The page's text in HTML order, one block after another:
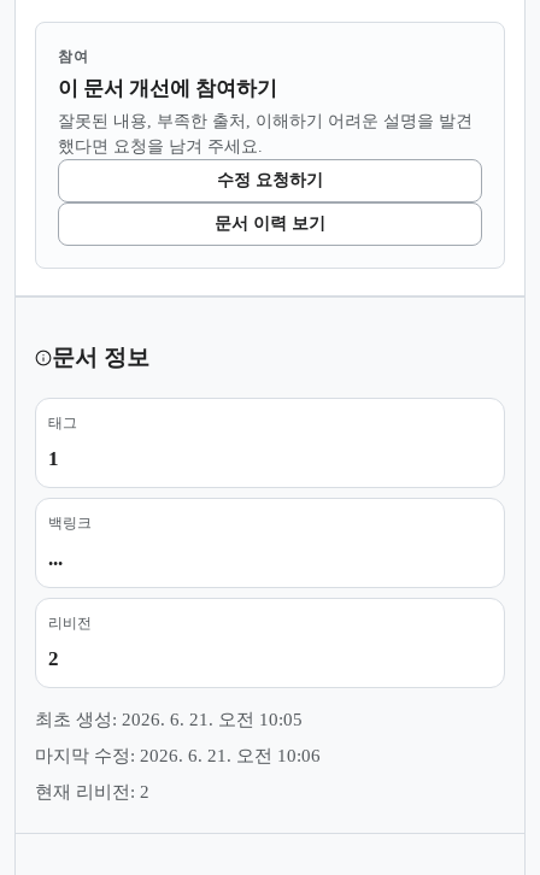
참여
이 문서 개선에 참여하기
잘못된 내용, 부족한 출처, 이해하기 어려운 설명을 발견
했다면 요청을 남겨 주세요.
수정 요청하기
문서 이력 보기
문서 정보
태그
1
백링크
...
리비전
2
최초 생성: 2026. 6. 21. 오전 10:05
마지막 수정: 2026. 6. 21. 오전 10:06
현재 리비전: 2